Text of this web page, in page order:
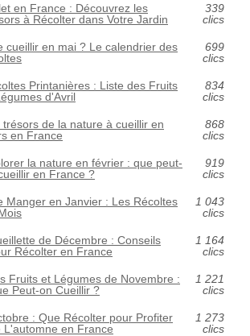
en France : Découvrez les
à Récolter dans Votre Jardin
339
clics
cueillir en mai ? Le calendrier des
699
clics
Printanières : Liste des Fruits
d'Avril
834
clics
trésors de la nature à cueillir en
en France
868
clics
la nature en février : que peut-
en France ?
919
clics
Manger en Janvier : Les Récoltes
1 043
clics
de Décembre : Conseils
Récolter en France
1 164
clics
Fruits et Légumes de Novembre :
Peut-on Cueillir ?
1 221
clics
: Que Récolter pour Profiter
L'automne en France
1 273
clics